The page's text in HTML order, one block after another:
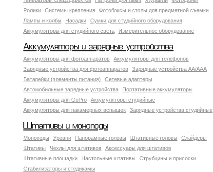
Ролики
Системы крепления
Фотобоксы и столы для предметной съемки
Лампы и колбы
Насадки
Сумки для студийного оборудования
Аккумуляторы для студийного света
Измерительное оборудование
Аккумуляторы и зарядные устройства
Аккумуляторы для фотоаппаратов
Аккумуляторы для телефонов
Зарядные устройства для фотоаппаратов
Зарядные устройства AA/AAA
Батарейки (элементы питания)
Сетевые адаптеры
Автомобильные зарядные устройства
Портативные аккумуляторы
Аккумуляторы для GoPro
Аккумуляторы студийные
Аккумуляторы для накамерных вспышек
Зарядные устройства студийные
Штативы и моноподы
Моноподы Уровни Панорамные головы Штативные головы
Слайдеры
Штативы
Чехлы для штативов
Аксессуары для штативов
Штативные площадки
Настольные штативы
Струбцины и присоски
Стабилизаторы и стедикамы